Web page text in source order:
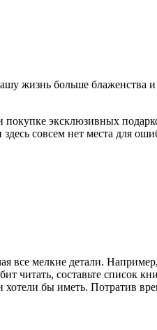
жизнь больше блаженства и
покупке эксклюзивных
совсем нет места для
все мелкие детали.
читать, составьте список
бы иметь. Потратив